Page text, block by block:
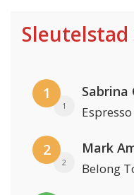
Sleutelstad
1
1
Sabrina
Espresso
2
2
Mark
Belong